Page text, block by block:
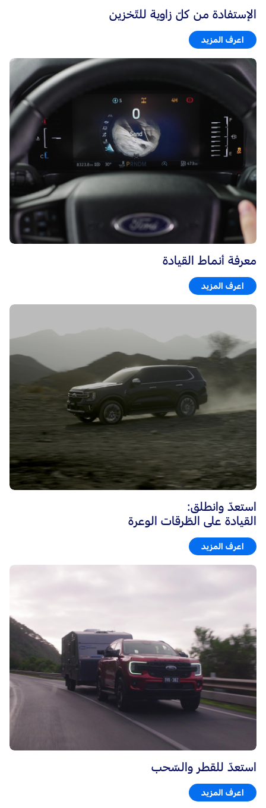
الإستفادة من كلّ زاوية للتّخزين
اعرف المزيد
معرفة أنماط القيادة
اعرف المزيد
استعدّ وانطلق:
القيادة على الطّرقات الوعرة
اعرف المزيد
استعدّ للقطر والسّحب
اعرف المزيد